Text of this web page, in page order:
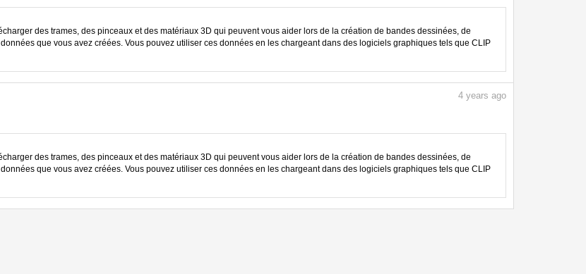
des trames, des pinceaux et des matériaux 3D qui peuvent vous aider lors de la création de bandes dessinées, de
que vous avez créées. Vous pouvez utiliser ces données en les chargeant dans des logiciels graphiques tels que CLIP
4 years ago
des trames, des pinceaux et des matériaux 3D qui peuvent vous aider lors de la création de bandes dessinées, de
que vous avez créées. Vous pouvez utiliser ces données en les chargeant dans des logiciels graphiques tels que CLIP